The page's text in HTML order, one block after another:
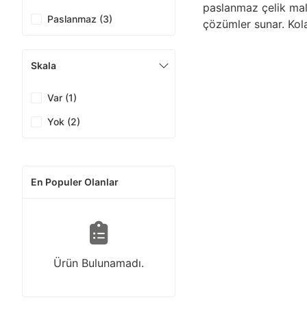
Paslanmaz (3)
Skala
Var (1)
Yok (2)
En Populer Olanlar
Ürün Bulunamadı.
paslanmaz çelik
çözümler sunar.